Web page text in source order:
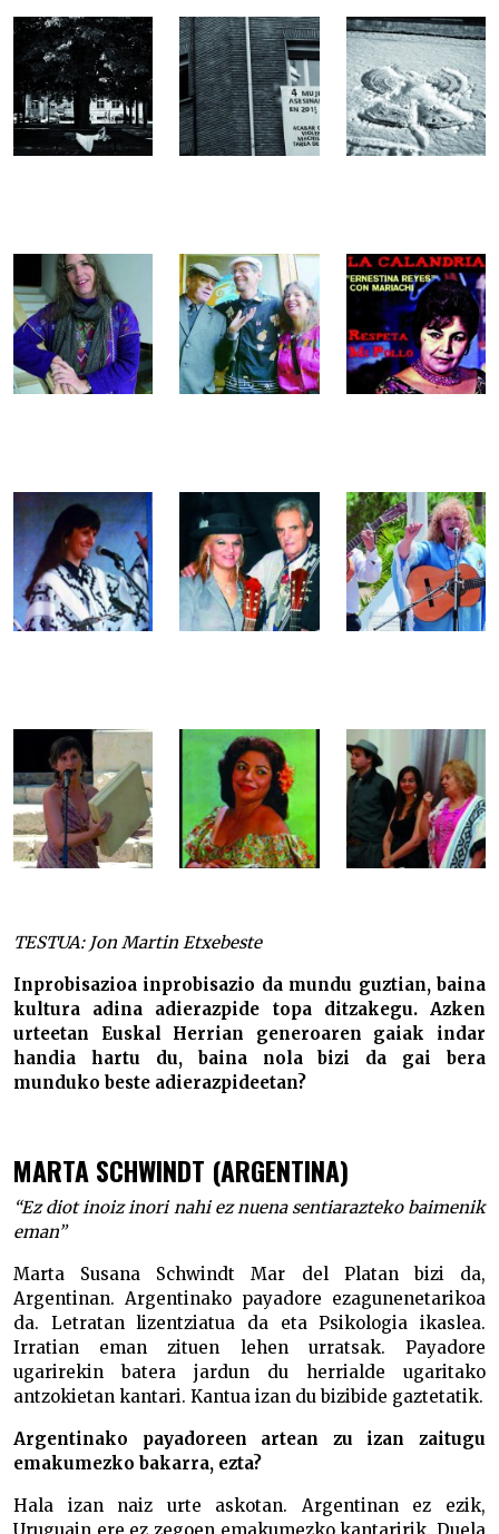
TESTUA: Jon Martin Etxebeste
Inprobisazioa inprobisazio da mundu guztian, baina
kultura adina adierazpide topa ditzakegu. Azken
urteetan Euskal Herrian generoaren gaiak indar
handia hartu du, baina nola bizi da gai bera
munduko beste adierazpideetan?
MARTA SCHWINDT (ARGENTINA)
“Ez diot inoiz inori nahi ez nuena sentiarazteko baimenik
eman”
Marta Susana Schwindt Mar del Platan bizi da,
Argentinan. Argentinako payadore ezagunenetarikoa
da. Letratan lizentziatua da eta Psikologia ikaslea.
Irratian eman zituen lehen urratsak. Payadore
ugarirekin batera jardun du herrialde ugaritako
antzokietan kantari. Kantua izan du bizibide gaztetatik.
Argentinako payadoreen artean zu izan zaitugu
emakumezko bakarra, ezta?
Hala izan naiz urte askotan. Argentinan ez ezik,